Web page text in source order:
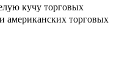
кучу торговых
американских торговых